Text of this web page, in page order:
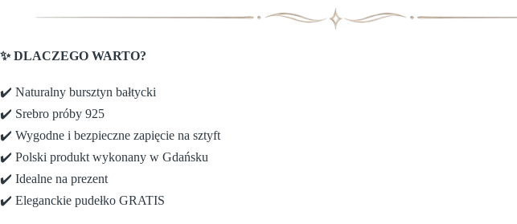
✨ DLACZEGO WARTO?
✔️ Naturalny bursztyn bałtycki
✔️ Srebro próby 925
✔️ Wygodne i bezpieczne zapięcie na sztyft
✔️ Polski produkt wykonany w Gdańsku
✔️ Idealne na prezent
✔️ Eleganckie pudełko GRATIS